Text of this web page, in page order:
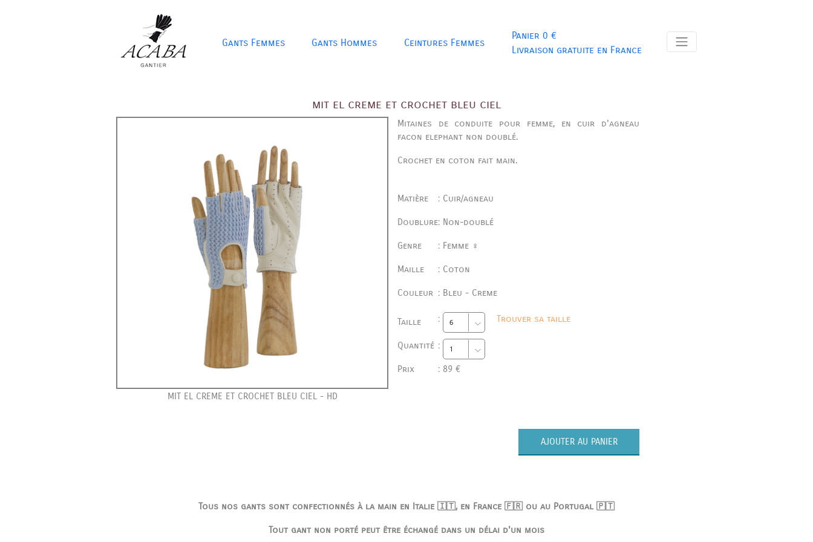
Gants Femmes Gants Hommes Ceintures Femmes
Panier 0 €
Livraison gratuite en France
mit el creme et crochet bleu ciel
MIT EL CREME ET CROCHET BLEU CIEL - HD
Mitaines de conduite pour femme, en cuir d'agneau
facon elephant non doublé.
Crochet en coton fait main.
Matière : Cuir/agneau
Doublure: Non-doublé
Genre : Femme ♀
Maille : Coton
Couleur : Bleu - Creme
Taille : Trouver sa taille
Quantité :
Prix : 89 €
AJOUTER AU PANIER
Tous nos gants sont confectionnés à la main en Italie 🇮🇹, en France 🇫🇷 ou au Portugal 🇵🇹
Tout gant non porté peut être échangé dans un délai d'un mois